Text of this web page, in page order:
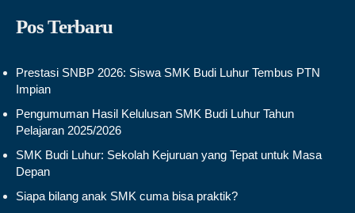
Pos Terbaru
Prestasi SNBP 2026: Siswa SMK Budi Luhur Tembus PTN
Impian
Pengumuman Hasil Kelulusan SMK Budi Luhur Tahun
Pelajaran 2025/2026
SMK Budi Luhur: Sekolah Kejuruan yang Tepat untuk Masa
Depan
Siapa bilang anak SMK cuma bisa praktik?